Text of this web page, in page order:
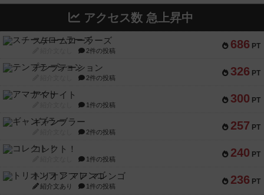
アクセス数 急上昇中
686 PT
スチームローラーズ
2件の投稿
326 PT
テンプテーション
2件の投稿
300 PT
アマナイト
1件の投稿
257 PT
ギャンブラー
2件の投稿
240 PT
コレクト！
1件の投稿
236 PT
トリオンフ ア マレンゴ
紹介文あり 1件の投稿